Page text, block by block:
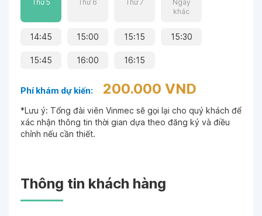
Thứ 5 Thứ 6 Thứ 7
Ngày
khác
14:45 15:00 15:15 15:30
15:45 16:00 16:15
Phí khám dự kiến: 200.000 VND
*Lưu ý: Tổng đài viên Vinmec sẽ gọi lại cho quý khách để
xác nhận thông tin thời gian dựa theo đăng ký và điều
chỉnh nếu cần thiết.
Thông tin khách hàng